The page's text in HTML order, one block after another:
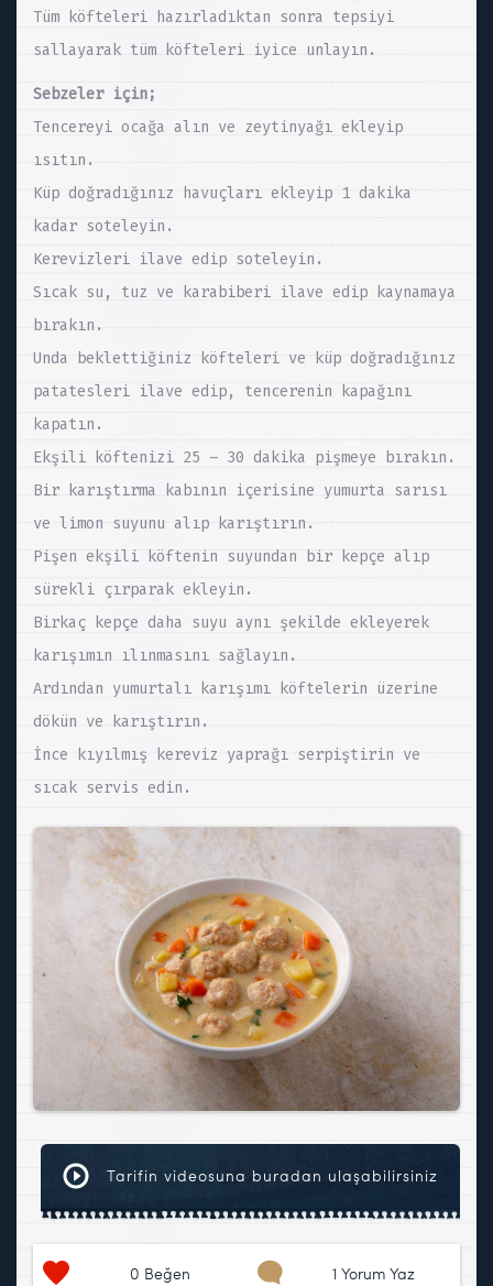
Tüm köfteleri hazırladıktan sonra tepsiyi
sallayarak tüm köfteleri iyice unlayın.
Sebzeler için;
Tencereyi ocağa alın ve zeytinyağı ekleyip
ısıtın.
Küp doğradığınız havuçları ekleyip 1 dakika
kadar soteleyin.
Kerevizleri ilave edip soteleyin.
Sıcak su, tuz ve karabiberi ilave edip kaynamaya
bırakın.
Unda beklettiğiniz köfteleri ve küp doğradığınız
patatesleri ilave edip, tencerenin kapağını
kapatın.
Ekşili köftenizi 25 – 30 dakika pişmeye bırakın.
Bir karıştırma kabının içerisine yumurta sarısı
ve limon suyunu alıp karıştırın.
Pişen ekşili köftenin suyundan bir kepçe alıp
sürekli çırparak ekleyin.
Birkaç kepçe daha suyu aynı şekilde ekleyerek
karışımın ılınmasını sağlayın.
Ardından yumurtalı karışımı köftelerin üzerine
dökün ve karıştırın.
İnce kıyılmış kereviz yaprağı serpiştirin ve
sıcak servis edin.
Tarifin videosuna buradan ulaşabilirsiniz
0 Beğen 1 Yorum Yaz